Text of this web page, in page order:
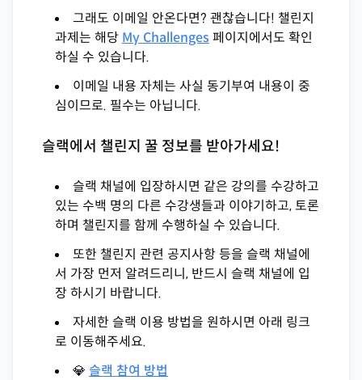
그래도 이메일 안온다면? 괜찮습니다! 챌린지
과제는 해당 My Challenges 페이지에서도 확인
하실 수 있습니다.
이메일 내용 자체는 사실 동기부여 내용이 중
심이므로. 필수는 아닙니다.
슬랙에서 챌린지 꿀 정보를 받아가세요!
슬랙 채널에 입장하시면 같은 강의를 수강하고
있는 수백 명의 다른 수강생들과 이야기하고, 토론
하며 챌린지를 함께 수행하실 수 있습니다.
또한 챌린지 관련 공지사항 등을 슬랙 채널에
서 가장 먼저 알려드리니, 반드시 슬랙 채널에 입
장 하시기 바랍니다.
자세한 슬랙 이용 방법을 원하시면 아래 링크
로 이동해주세요.
💎 슬랙 참여 방법